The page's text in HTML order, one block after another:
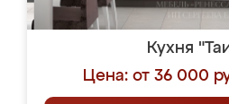
Кухня
Цена: от 36 000